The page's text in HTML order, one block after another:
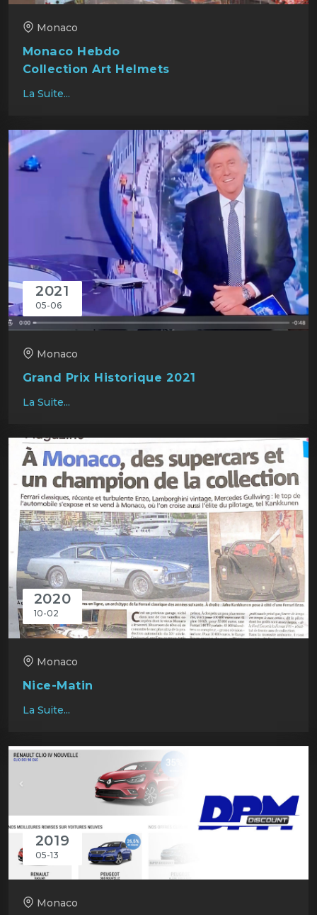
Monaco
Monaco Hebdo
Collection Art Helmets
La Suite...
2021
05-06
Monaco
Grand Prix Historique 2021
La Suite...
2020
10-02
Monaco
Nice-Matin
La Suite...
2019
05-13
Monaco